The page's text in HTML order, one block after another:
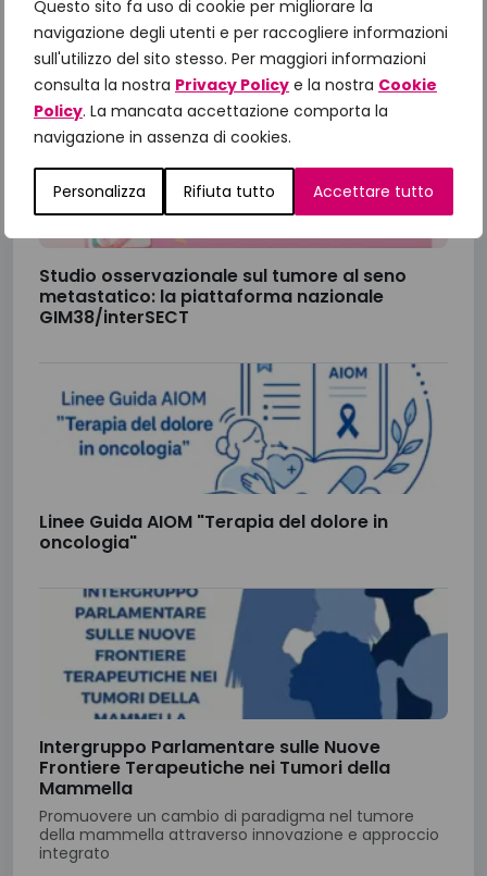
Questo sito fa uso di cookie per migliorare la
navigazione degli utenti e per raccogliere informazioni
sull'utilizzo del sito stesso. Per maggiori informazioni
consulta la nostra Privacy Policy e la nostra Cookie
Policy. La mancata accettazione comporta la
navigazione in assenza di cookies.
Personalizza Rifiuta tutto Accettare tutto
CABINA DI REGIA PIANO ONCOLOGICO
NAZIONALE (PON)
Studio osservazionale sul tumore al seno
metastatico: la piattaforma nazionale
GIM38/interSECT
Linee Guida AIOM "Terapia del dolore in
oncologia"
Intergruppo Parlamentare sulle Nuove
Frontiere Terapeutiche nei Tumori della
Mammella
Promuovere un cambio di paradigma nel tumore
della mammella attraverso innovazione e approccio
integrato